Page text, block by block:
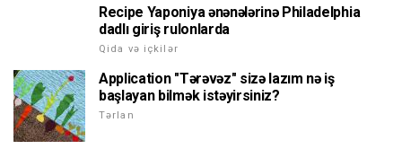
Recipe Yaponiya ənənələrinə Philadelphia
dadlı giriş rulonlarda
Qida və içkilər
Application "Tərəvəz" sizə lazım nə iş
başlayan bilmək istəyirsiniz?
Tərlan